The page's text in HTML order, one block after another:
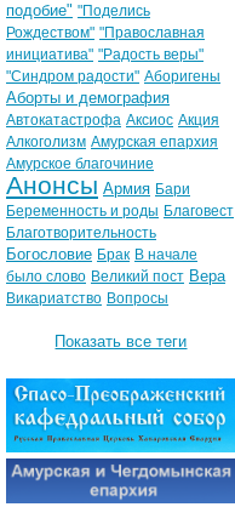
подобие" "Поделись
Рождеством" "Православная
инициатива" "Радость веры"
"Синдром радости" Аборигены
Аборты и демография
Автокатастрофа Аксиос Акция
Алкоголизм Амурская епархия
Амурское благочиние
Анонсы Армия Бари
Беременность и роды Благовест
Благотворительность
Богословие Брак В начале
было слово Великий пост Вера
Викариатство Вопросы
Показать все теги